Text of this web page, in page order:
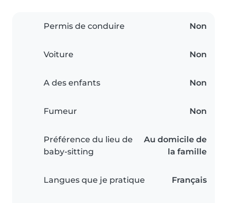
Permis de conduire Non
Voiture Non
A des enfants Non
Fumeur Non
Préférence du lieu de
baby-sitting
Au domicile de
la famille
Langues que je pratique Français